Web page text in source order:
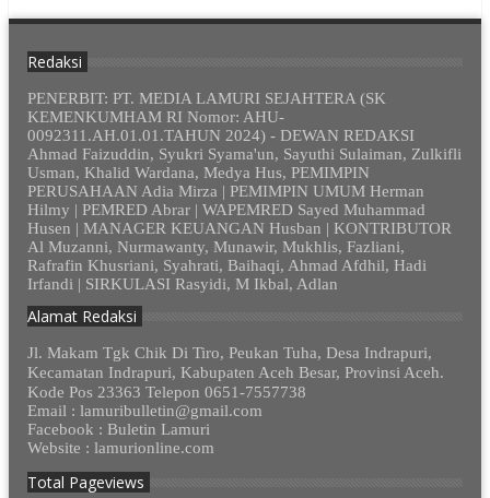
Redaksi
PENERBIT: PT. MEDIA LAMURI SEJAHTERA (SK
KEMENKUMHAM RI Nomor: AHU-
0092311.AH.01.01.TAHUN 2024) - DEWAN REDAKSI
Ahmad Faizuddin, Syukri Syama'un, Sayuthi Sulaiman, Zulkifli
Usman, Khalid Wardana, Medya Hus, PEMIMPIN
PERUSAHAAN Adia Mirza | PEMIMPIN UMUM Herman
Hilmy | PEMRED Abrar | WAPEMRED Sayed Muhammad
Husen | MANAGER KEUANGAN Husban | KONTRIBUTOR
Al Muzanni, Nurmawanty, Munawir, Mukhlis, Fazliani,
Rafrafin Khusriani, Syahrati, Baihaqi, Ahmad Afdhil, Hadi
Irfandi | SIRKULASI Rasyidi, M Ikbal, Adlan
Alamat Redaksi
Jl. Makam Tgk Chik Di Tiro, Peukan Tuha, Desa Indrapuri,
Kecamatan Indrapuri, Kabupaten Aceh Besar, Provinsi Aceh.
Kode Pos 23363 Telepon 0651-7557738
Email : lamuribulletin@gmail.com
Facebook : Buletin Lamuri
Website : lamurionline.com
Total Pageviews